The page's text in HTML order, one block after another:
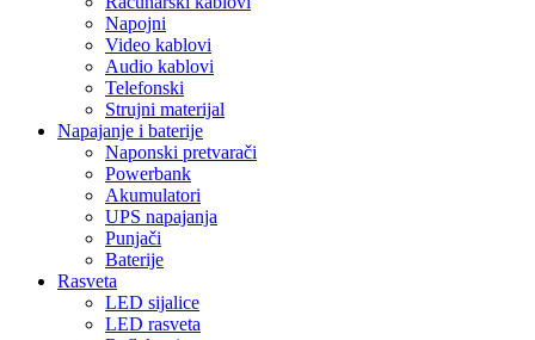
Napojni
Video kablovi
Audio kablovi
Telefonski
Strujni materijal
Napajanje i baterije
Naponski pretvarači
Powerbank
Akumulatori
UPS napajanja
Punjači
Baterije
Rasveta
LED sijalice
LED rasveta